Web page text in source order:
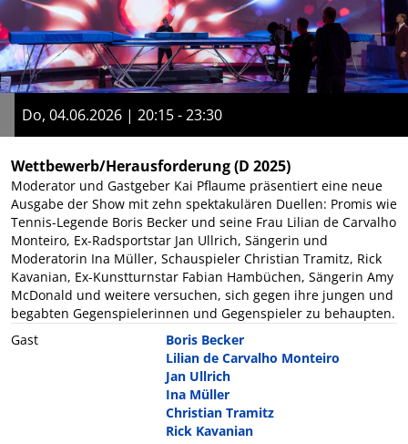
Do, 04.06.2026 | 20:15 - 23:30
Wettbewerb/Herausforderung(D 2025)
Moderator und Gastgeber Kai Pflaume präsentiert eine neue
Ausgabe der Show mit zehn spektakulären Duellen: Promis wie
Tennis-Legende Boris Becker und seine Frau Lilian de Carvalho
Monteiro, Ex-Radsportstar Jan Ullrich, Sängerin und
Moderatorin Ina Müller, Schauspieler Christian Tramitz, Rick
Kavanian, Ex-Kunstturnstar Fabian Hambüchen, Sängerin Amy
McDonald und weitere versuchen, sich gegen ihre jungen und
begabten Gegenspielerinnen und Gegenspieler zu behaupten.
Gast
Boris Becker
Lilian de Carvalho Monteiro
Jan Ullrich
Ina Müller
Christian Tramitz
Rick Kavanian